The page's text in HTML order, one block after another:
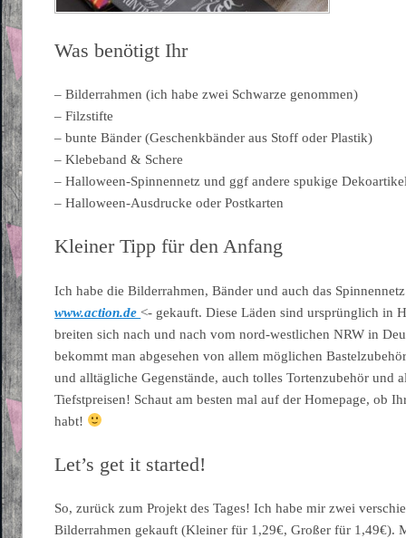
Was benötigt Ihr
– Bilderrahmen (ich habe zwei Schwarze genommen)
– Filzstifte
– bunte Bänder (Geschenkbänder aus Stoff oder Plastik)
– Klebeband & Schere
– Halloween-Spinnennetz und ggf andere spukige
– Halloween-Ausdrucke oder Postkarten
Kleiner Tipp für den Anfang
Ich habe die Bilderrahmen, Bänder und auch das
www.action.de <- gekauft. Diese Läden sind ursprünglich in
breiten sich nach und nach vom nord-westlichen NRW in
bekommt man abgesehen von allem möglichen
und alltägliche Gegenstände, auch tolles Tortenzubehör und
Tiefstpreisen! Schaut am besten mal auf der Homepage, ob
habt!
Let’s get it started!
So, zurück zum Projekt des Tages! Ich habe mir zwei
Bilderrahmen gekauft (Kleiner für 1,29€, Großer für 1,49€).